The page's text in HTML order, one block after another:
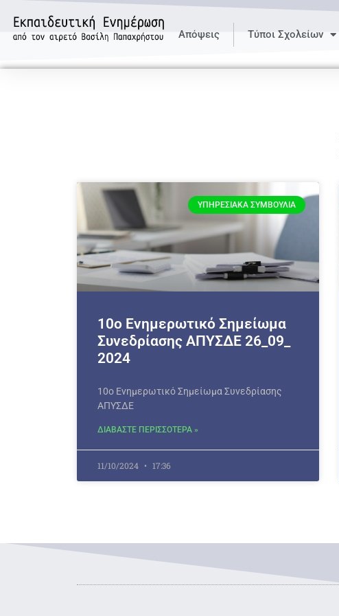
Απόψεις Τύποι Σχολείων
ΥΠΗΡΕΣΙΑΚΆ ΣΥΜΒΟΎΛΙΑ
10ο Ενημερωτικό Σημείωμα
Συνεδρίασης ΑΠΥΣΔΕ 26_09_
2024
10ο Ενημερωτικό Σημείωμα Συνεδρίασης
ΑΠΥΣΔΕ
ΔΙΑΒΑΣΤΕ ΠΕΡΙΣΣΟΤΕΡΑ »
11/10/2024 17:36